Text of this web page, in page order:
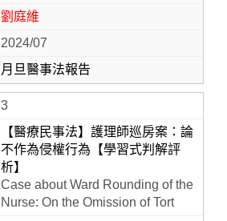
劉庭維
2024/07
月旦醫事法報告
3
【醫療民事法】護理師巡房案：論
不作為侵權行為【學習式判解評
析】
Case about Ward Rounding of the
Nurse: On the Omission of Tort